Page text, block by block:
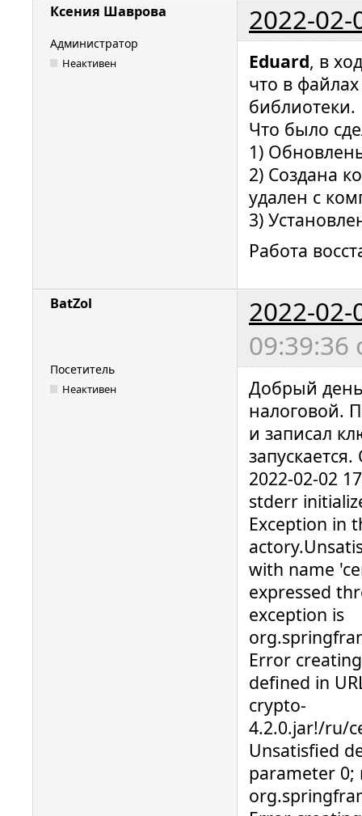
Ксения Шаврова 2022-02-
Администратор
Неактивен Eduard, в
что в
библиотеки.
Что было
1)
2) Создана
удален с
3)
Работа
BatZol
2022-02-
09:39:36
Посетитель
Неактивен
Добрый
налоговой.
и записал
2022-02-02
stderr
Exception in
with name
expressed
exception is
Error
defined in
crypto-
4.2.0.jar!/ru/
Unsatisfied
parameter 0;